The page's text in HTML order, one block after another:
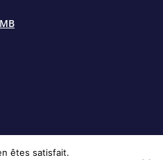
êtes satisfait.